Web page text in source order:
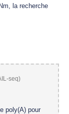
la recherche
poly(A) pour